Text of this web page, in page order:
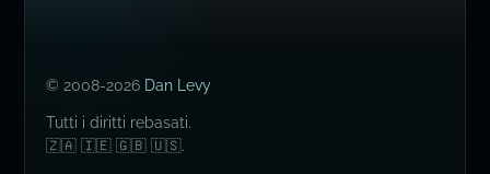
© 2008-2026 Dan Levy
Tutti i diritti rebasati.
🇿🇦 🇮🇪 🇬🇧 🇺🇸.